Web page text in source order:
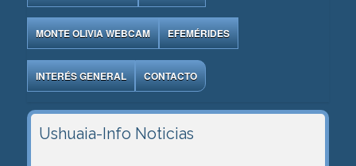
MONTE OLIVIA WEBCAM EFEMÉRIDES
INTERÉS GENERAL CONTACTO
Ushuaia-Info Noticias